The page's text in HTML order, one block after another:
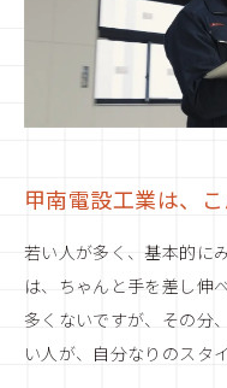
甲南電設工業は、
若い人が多く、基本的に
は、ちゃんと手を差し伸
多くないですが、その分
い人が、自分なりのスタ